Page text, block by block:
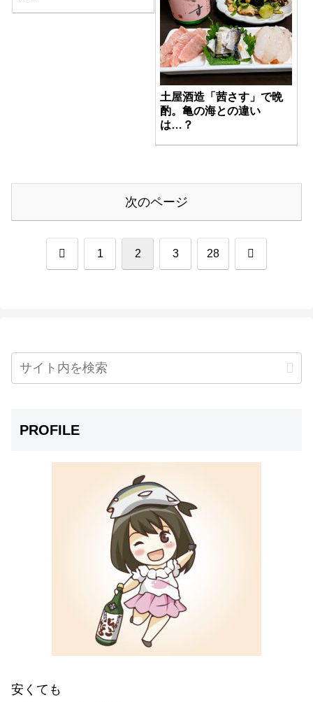
土屋酒造「茜さす」で晩
酌。亀の海との違い
は…？
次のページ
前 1 2 3 28 次
PROFILE
安くても